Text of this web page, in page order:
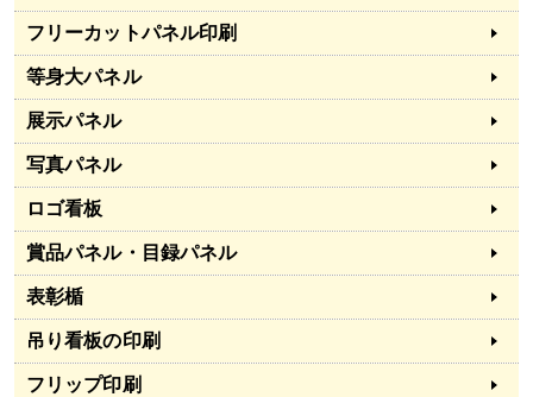
フリーカットパネル印刷
等身大パネル
展示パネル
写真パネル
ロゴ看板
賞品パネル・目録パネル
表彰楯
吊り看板の印刷
フリップ印刷